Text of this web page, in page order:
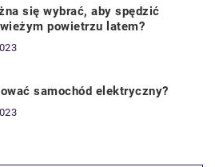
się wybrać, aby spędzić
powietrzu latem?
samochód elektryczny?